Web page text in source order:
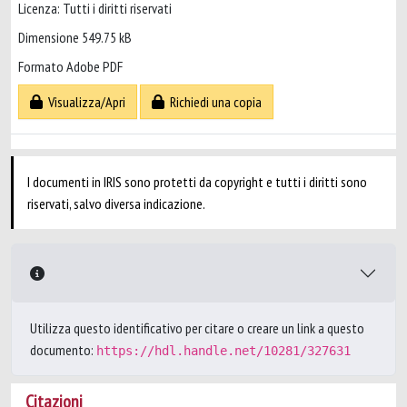
Licenza: Tutti i diritti riservati
Dimensione 549.75 kB
Formato Adobe PDF
Visualizza/Apri
Richiedi una copia
I documenti in IRIS sono protetti da copyright e tutti i diritti sono
riservati, salvo diversa indicazione.
Utilizza questo identificativo per citare o creare un link a questo
documento: https://hdl.handle.net/10281/327631
Citazioni